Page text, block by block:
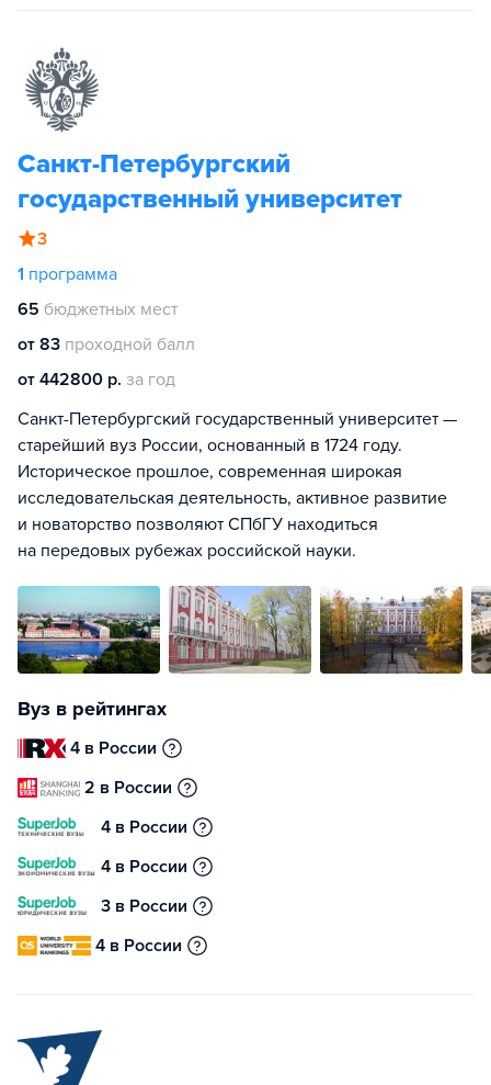
Санкт-Петербургский
государственный университет
3
1 программа
65 бюджетных мест
от 83 проходной балл
от 442800 р. за год
Санкт-Петербургский государственный университет —
старейший вуз России, основанный в 1724 году.
Историческое прошлое, современная широкая
исследовательская деятельность, активное развитие
и новаторство позволяют СПбГУ находиться
на передовых рубежах российской науки.
Вуз в рейтингах
4 в России
2 в России
4 в России
4 в России
3 в России
4 в России